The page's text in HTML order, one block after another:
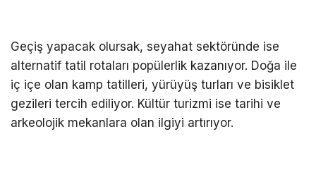
Geçiş yapacak olursak, seyahat sektöründe ise
alternatif tatil rotaları popülerlik kazanıyor. Doğa ile
iç içe olan kamp tatilleri, yürüyüş turları ve bisiklet
gezileri tercih ediliyor. Kültür turizmi ise tarihi ve
arkeolojik mekanlara olan ilgiyi artırıyor.